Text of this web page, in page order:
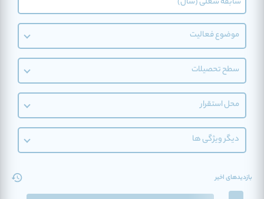
موضوع فعالیت
سطح تحصیلات
محل استقرار
دیگر ویژگی ها
بازدیدهای اخیر